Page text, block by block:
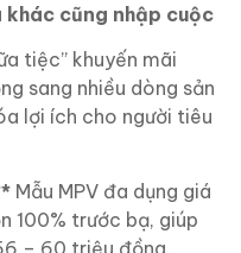
cũng nhập cuộc
tiệc” khuyến mãi
sang nhiều dòng sản
lợi ích cho người tiêu
Mẫu MPV đa dụng giá
100% trước bạ, giúp
– 60 triệu đồng.